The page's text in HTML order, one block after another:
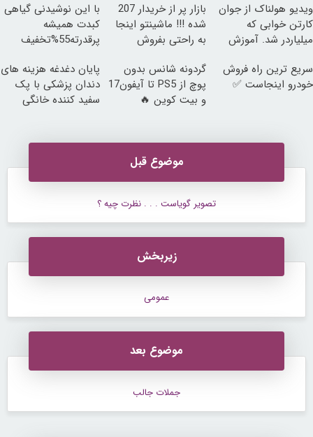
ویدیو هولناک از جوان
کارتن خوابی که
میلیاردر شد. آموزش
بازار پر از خریدار 207
شده !!! ماشینتو اینجا
به راحتی بفروش
با این نوشیدنی گیاهی
کبدت همیشه
پرقدرته55%تخفیف
سریع ترین راه فروش
خودرو اینجاست ✅
گردونه شانس بدون
پوچ از PS5 تا آیفون17
و بیت کوین 🔥
پایان دغدغه هزینه های
دندان پزشکی با پک
سفید کننده خانگی
موضوع قبل
تصویر گویاست . . . نظرت چیه ؟
زیربخش
عمومی
موضوع بعد
جملات جالب